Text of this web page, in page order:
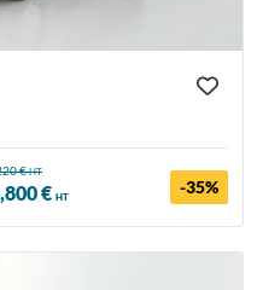
€HT
€ HT -35%